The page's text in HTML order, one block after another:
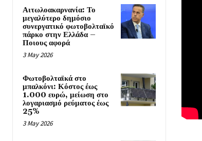
Αιτωλοακαρνανία: Το
μεγαλύτερο δημόσιο
συνεργατικό φωτοβολταϊκό
πάρκο στην Ελλάδα –
Ποιους αφορά
3 May 2026
Φωτοβολταϊκά στο
μπαλκόνι: Κόστος έως
1.000 ευρώ, μείωση στο
λογαριασμό ρεύματος έως
25%
3 May 2026